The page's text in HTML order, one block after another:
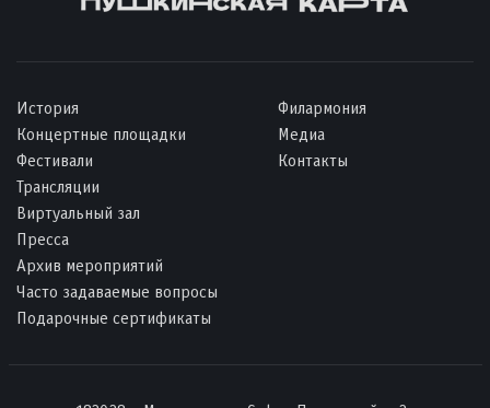
История
Концертные площадки
Фестивали
Трансляции
Виртуальный зал
Пресса
Архив мероприятий
Часто задаваемые вопросы
Подарочные сертификаты
Филармония
Медиа
Контакты